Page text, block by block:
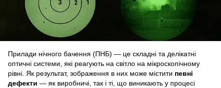
Прилади нічного бачення (ПНБ) — це складні та делікатні
оптичні системи, які реагують на світло на мікроскопічному
рівні. Як результат, зображення в них може містити певні
дефекти — як виробничі, так і ті, що виникають у процесі